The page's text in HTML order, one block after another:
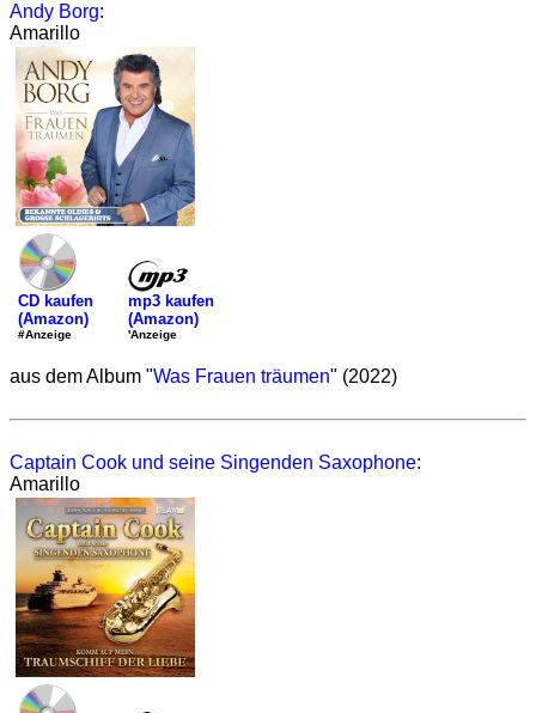
Andy Borg:
Amarillo
CD kaufen
(Amazon)
#Anzeige
mp3 kaufen
(Amazon)
'Anzeige
aus dem Album "Was Frauen träumen" (2022)
Captain Cook und seine Singenden Saxophone:
Amarillo